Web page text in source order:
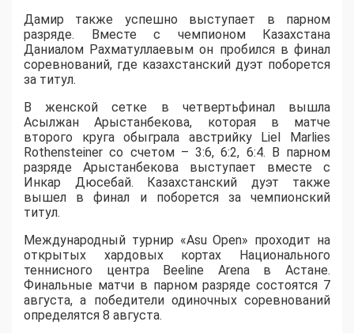
Дамир также успешно выступает в парном
разряде. Вместе с чемпионом Казахстана
Даниалом Рахматуллаевым он пробился в финал
соревнований, где казахстанский дуэт поборется
за титул.
В женской сетке в четвертьфинал вышла
Асылжан Арыстанбекова, которая в матче
второго круга обыграла австрийку Liel Marlies
Rothensteiner со счетом – 3:6, 6:2, 6:4. В парном
разряде Арыстанбекова выступает вместе с
Инкар Дюсебай. Казахстанский дуэт также
вышел в финал и поборется за чемпионский
титул.
Международный турнир «Asu Open» проходит на
открытых хардовых кортах Национального
теннисного центра Beeline Arena в Астане.
Финальные матчи в парном разряде состоятся 7
августа, а победители одиночных соревнований
определятся 8 августа.